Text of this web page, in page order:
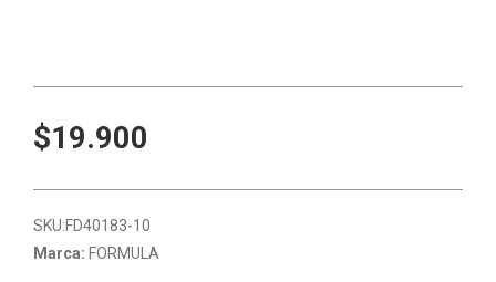
$19.900
SKU:FD40183-10
Marca: FORMULA